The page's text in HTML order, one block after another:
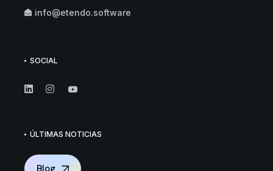
info@etendo.software
SOCIAL
ÚLTIMAS NOTICIAS